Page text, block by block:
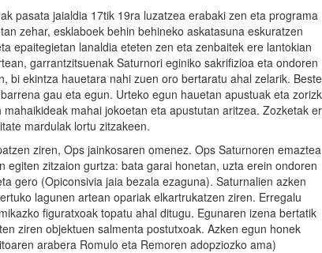
pasata jaialdia 17tik 19ra luzatzea erabaki zen eta programa
zehar, esklaboek behin behineko askatasuna eskuratzen
epaitegietan lanaldia eteten zen eta zenbaitek ere lantokian
garrantzitsuenak Saturnori eginiko sakrifizioa eta ondoren
bi ekintza hauetara nahi zuen oro bertaratu ahal zelarik.
gau eta egun. Urteko egun hauetan apustuak eta
mahai jokoetan eta apustutan aritzea. Zozketak
mardulak lortu zitzakeen.
ziren, Ops jainkosaren omenez. Ops Saturnoren emaztea
zitzaion gurtza: bata garai honetan, uzta erein ondoren
gero (Opiconsivia jaia bezala ezaguna). Saturnalien azken
lagunen artean opariak elkartrukatzen ziren. Erregalu
figuratxoak topatu ahal ditugu. Egunaren izena bertatik
ziren objektuen salmenta postutxoak. Azken egun honek
arabera Romulo eta Remoren adopziozko ama)